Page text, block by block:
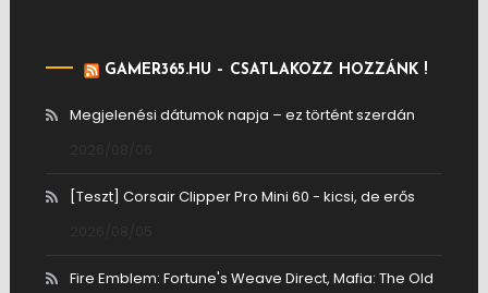
GAMER365.HU – CSATLAKOZZ HOZZÁNK !
Megjelenési dátumok napja – ez történt szerdán
[Teszt] Corsair Clipper Pro Mini 60 - kicsi, de erős
Fire Emblem: Fortune's Weave Direct, Mafia: The Old